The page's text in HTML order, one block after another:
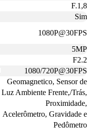
F.1,8
Sim
1080P@30FPS
5MP
F2.2
1080/720P@30FPS
Geomagnetico, Sensor de
Luz Ambiente Frente,/Trás,
Proximidade,
Acelerômetro, Gravidade e
Pedômetro